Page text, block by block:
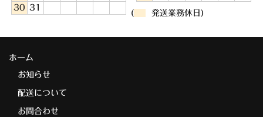
30 31
( 発送業務休日)
ホーム
お知らせ
配送について
お問合わせ